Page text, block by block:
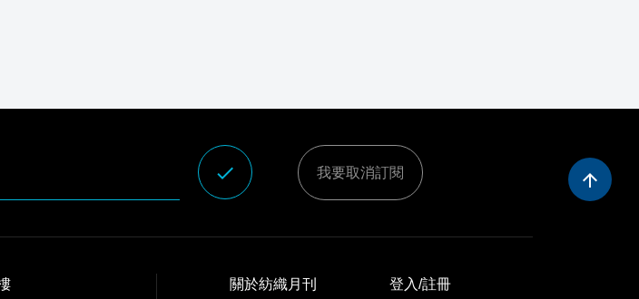
done 我要取消訂閱
關於紡織月刊 登入/註冊
arrow_upward